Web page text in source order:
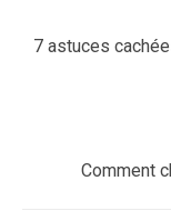
de
Previous
7 astuces
Next
Comment